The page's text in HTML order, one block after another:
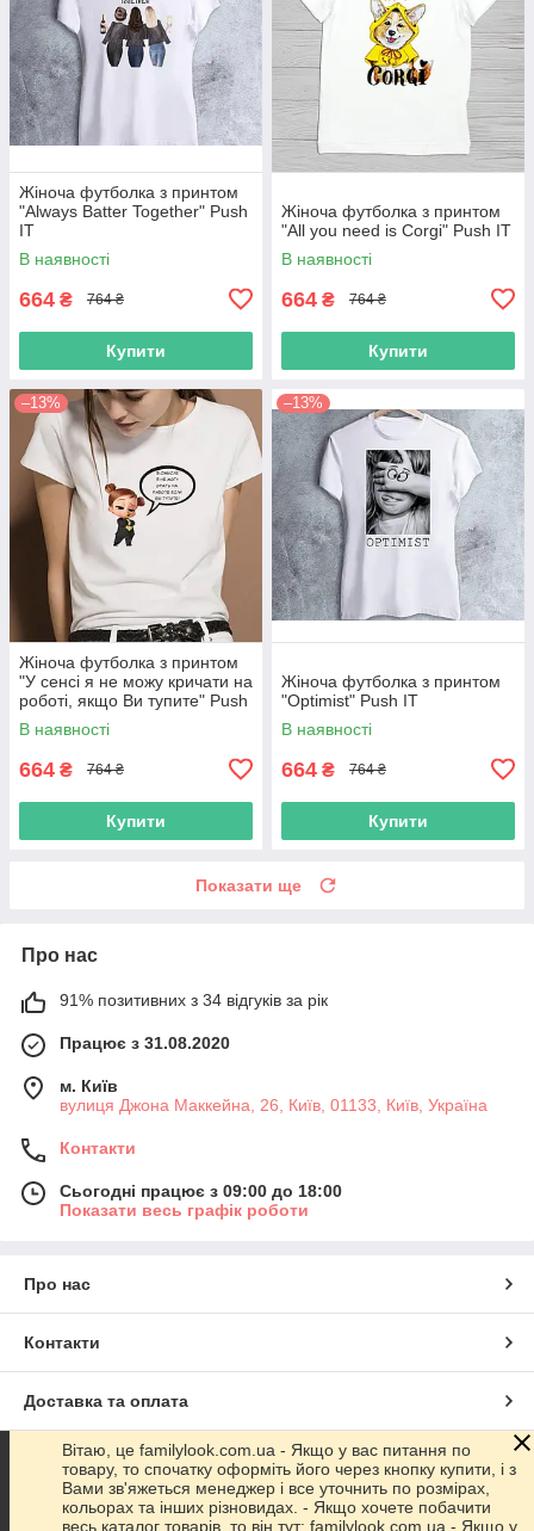
Жіноча футболка з принтом
"Always Batter Together" Push
IT
В наявності
664 ₴ 764 ₴
Купити
Жіноча футболка з принтом
"All you need is Corgi" Push IT
В наявності
664 ₴ 764 ₴
Купити
–13%
Жіноча футболка з принтом
"У сенсі я не можу кричати на
роботі, якщо Ви тупите" Push
IT
В наявності
664 ₴ 764 ₴
Купити
–13%
Жіноча футболка з принтом
"Optimist" Push IT
В наявності
664 ₴ 764 ₴
Купити
Показати ще
Про нас
91% позитивних з 34 відгуків за рік
Працює з 31.08.2020
м. Київ
вулиця Джона Маккейна, 26, Київ, 01133, Київ, Україна
Контакти
Сьогодні працює з 09:00 до 18:00
Показати весь графік роботи
Про нас
Контакти
Доставка та оплата
Графік роботи
Повна версія сайту
Вітаю, це familylook.com.ua - Якщо у вас питання по
товару, то спочатку оформіть його через кнопку купити, і з
Вами зв'яжеться менеджер і все уточнить по розмірах,
кольорах та інших різновидах. - Якщо хочете побачити
весь каталог товарів, то він тут: familylook.com.ua - Якщо у